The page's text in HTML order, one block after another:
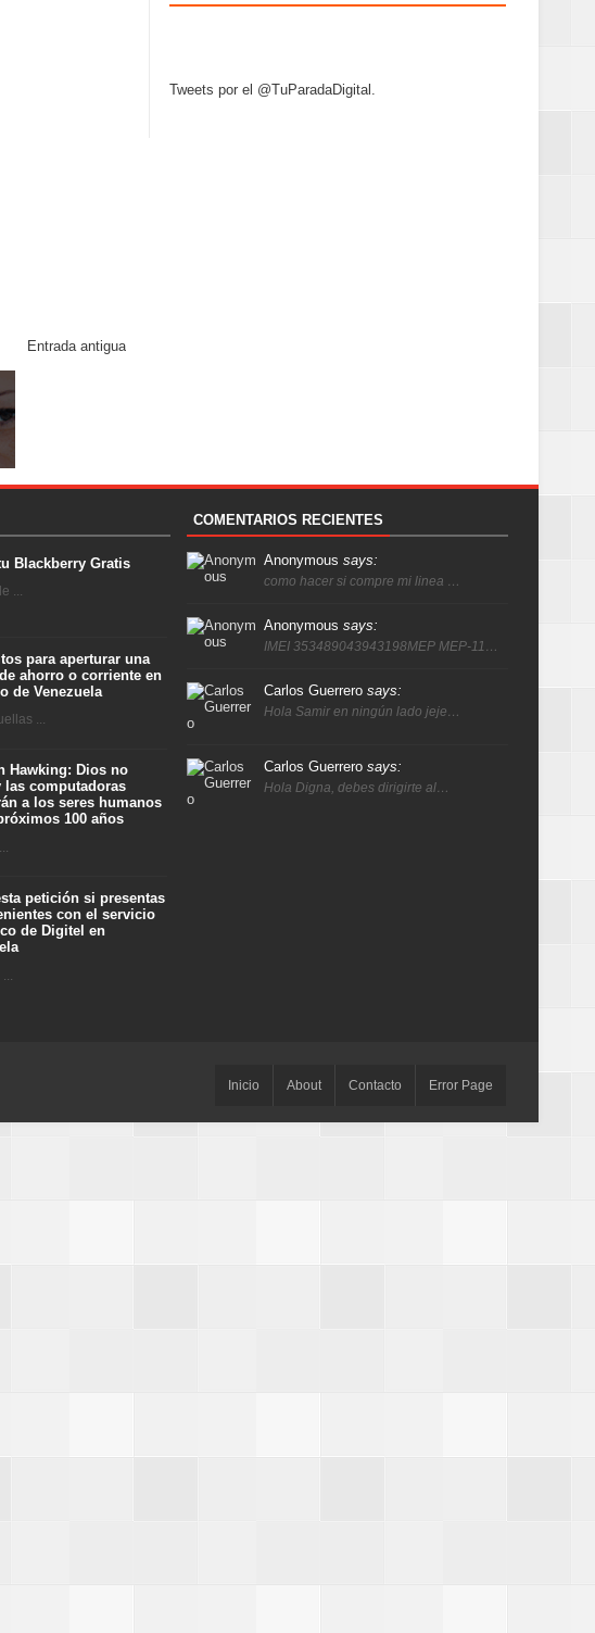
Entrada antigua
Tweets por el @TuParadaDigital.
Blackberry Gratis
...
para aperturar una
ahorro o corriente en
de Venezuela
...
Hawking: Dios no
las computadoras
a los seres humanos
100 años
petición si presentas
con el servicio
de Digitel en
COMENTARIOS RECIENTES
Anonymous says:
como hacer si compre mi linea …
Anonymous says:
IMEI 353489043943198MEP MEP-11…
Carlos Guerrero says:
Hola Samir en ningún lado jeje…
Carlos Guerrero says:
Hola Digna, debes dirigirte al…
Inicio About Contacto Error Page